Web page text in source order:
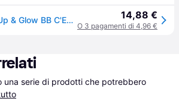
L'oréal Paris Wake Up & Glow BB C'Est Magic SPF20 Chiara 30 ml — BB Cream 14,88 €
O 3 pagamenti di 4,96 €
una serie di prodotti che potrebbero